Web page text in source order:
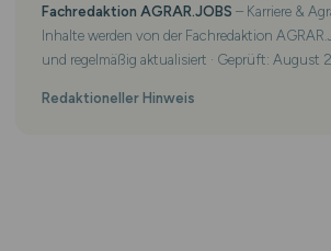
Fachredaktion AGRAR.JOBS – Karriere &
Inhalte werden von der Fachredaktion
und regelmäßig aktualisiert · Geprüft: August
Redaktioneller Hinweis